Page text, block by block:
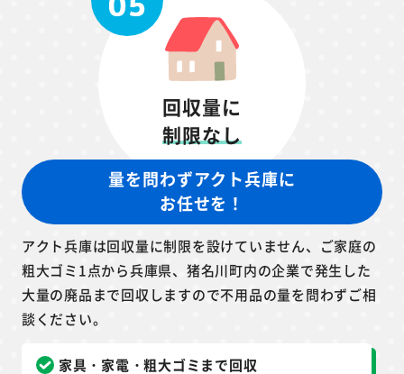
回収量に
制限なし
量を問わずアクト兵庫に
お任せを！
アクト兵庫は回収量に制限を設けていません、ご家庭の
粗大ゴミ1点から兵庫県、猪名川町内の企業で発生した
大量の廃品まで回収しますので不用品の量を問わずご相
談ください。
家具・家電・粗大ゴミまで回収